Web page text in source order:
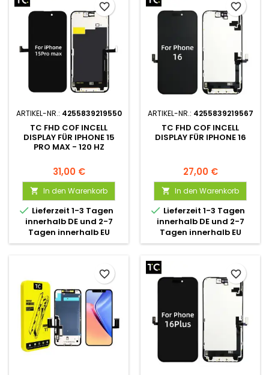
ARTIKEL-NR.: 4255839219550
TC FHD COF INCELL
DISPLAY FÜR IPHONE 15
PRO MAX - 120 HZ
31,00 €
 In den Warenkorb
 Lieferzeit 1-3 Tagen
innerhalb DE und 2-7
Tagen innerhalb EU
favorite_border
ARTIKEL-NR.: 4255839219567
TC FHD COF INCELL
DISPLAY FÜR IPHONE 16
27,00 €
 In den Warenkorb
 Lieferzeit 1-3 Tagen
innerhalb DE und 2-7
Tagen innerhalb EU
favorite_border
favorite_border favorite_border